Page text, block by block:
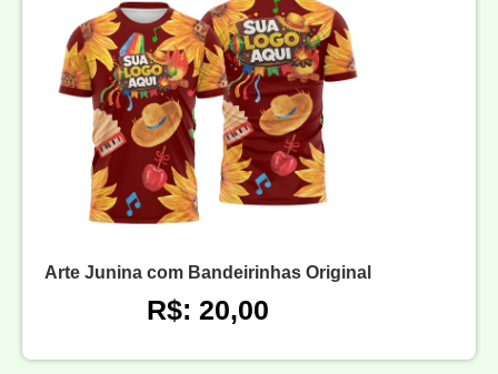
Arte Junina com Bandeirinhas Original
R$: 20,00